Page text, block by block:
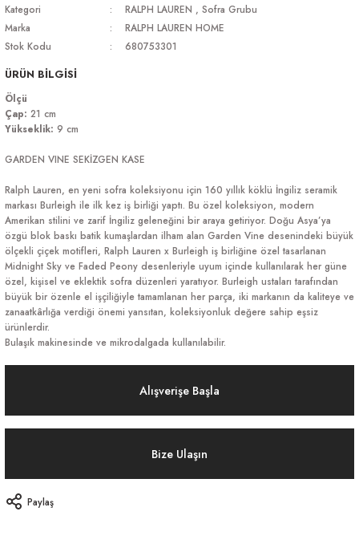
Kategori RALPH LAUREN , Sofra Grubu
Marka
RALPH LAUREN HOME
Stok Kodu
680753301
ÜRÜN BİLGİSİ
Ölçü
Çap: 21 cm
Yükseklik: 9 cm
GARDEN VINE SEKİZGEN KASE
Ralph Lauren, en yeni sofra koleksiyonu için 160 yıllık köklü İngiliz seramik
markası Burleigh ile ilk kez iş birliği yaptı. Bu özel koleksiyon, modern
Amerikan stilini ve zarif İngiliz geleneğini bir araya getiriyor. Doğu Asya’ya
özgü blok baskı batik kumaşlardan ilham alan Garden Vine desenindeki büyük
ölçekli çiçek motifleri, Ralph Lauren x Burleigh iş birliğine özel tasarlanan
Midnight Sky ve Faded Peony desenleriyle uyum içinde kullanılarak her güne
özel, kişisel ve eklektik sofra düzenleri yaratıyor. Burleigh ustaları tarafından
büyük bir özenle el işçiliğiyle tamamlanan her parça, iki markanın da kaliteye ve
zanaatkârlığa verdiği önemi yansıtan, koleksiyonluk değere sahip eşsiz
ürünlerdir.
Bulaşık makinesinde ve mikrodalgada kullanılabilir.
Alışverişe Başla
Bize Ulaşın
Paylaş